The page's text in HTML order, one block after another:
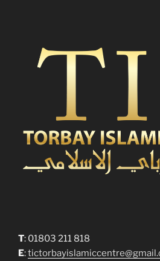
T: 01803 211 818
E: